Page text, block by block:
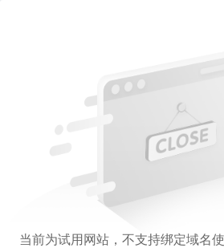
当前为试用网站，不支持绑定域名